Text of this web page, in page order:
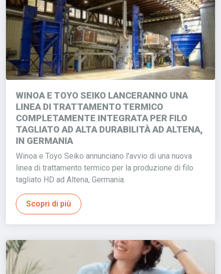
WINOA E TOYO SEIKO LANCERANNO UNA
LINEA DI TRATTAMENTO TERMICO
COMPLETAMENTE INTEGRATA PER FILO
TAGLIATO AD ALTA DURABILITÀ AD ALTENA,
IN GERMANIA
Winoa e Toyo Seiko annunciano l'avvio di una nuova
linea di trattamento termico per la produzione di filo
tagliato HD ad Altena, Germania.
Scopri di più